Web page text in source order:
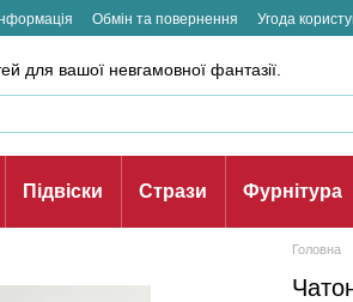
Обмін та повернення Угода
для вашої невгамовної фантазії.
Підвіски Стрази Фурнітура
Головна